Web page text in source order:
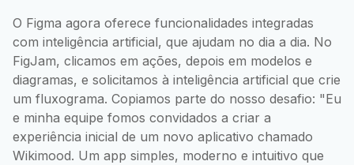
O Figma agora oferece funcionalidades integradas
com inteligência artificial, que ajudam no dia a dia. No
FigJam, clicamos em ações, depois em modelos e
diagramas, e solicitamos à inteligência artificial que crie
um fluxograma. Copiamos parte do nosso desafio: "Eu
e minha equipe fomos convidados a criar a
experiência inicial de um novo aplicativo chamado
Wikimood. Um app simples, moderno e intuitivo que